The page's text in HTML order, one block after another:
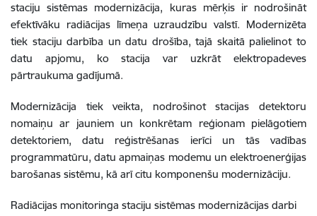
staciju sistēmas modernizācija, kuras mērķis ir nodrošināt
efektīvāku radiācijas līmeņa uzraudzību valstī. Modernizēta
tiek staciju darbība un datu drošība, tajā skaitā palielinot to
datu apjomu, ko stacija var uzkrāt elektropadeves
pārtraukuma gadījumā.
Modernizācija tiek veikta, nodrošinot stacijas detektoru
nomaiņu ar jauniem un konkrētam reģionam pielāgotiem
detektoriem, datu reģistrēšanas ierīci un tās vadības
programmatūru, datu apmaiņas modemu un elektroenerģijas
barošanas sistēmu, kā arī citu komponenšu modernizāciju.
Radiācijas monitoringa staciju sistēmas modernizācijas darbi